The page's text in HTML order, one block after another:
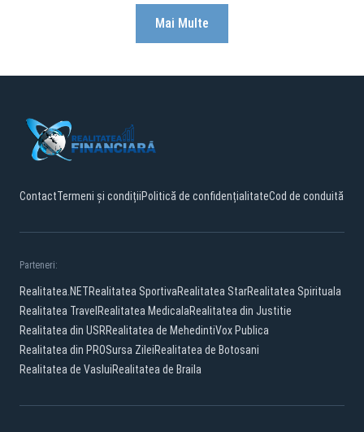
Mai Multe
ContactTermeni și condițiiPolitică de confidențialitateCod de conduită
Parteneri:
Realitatea.NETRealitatea SportivaRealitatea StarRealitatea Spirituala
Realitatea Travel Realitatea MedicalaRealitatea din Justitie
Realitatea din USRRealitatea de MehedintiVox Publica
Realitatea din PROSursa ZileiRealitatea de Botosani
Realitatea de VasluiRealitatea de Braila